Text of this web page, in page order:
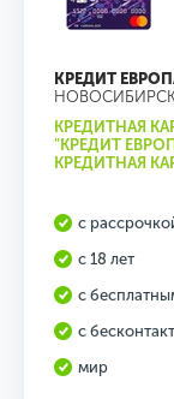
КРЕДИТ
КРЕДИТНАЯ
"КРЕДИТ
КРЕДИТНАЯ
с
с 18 лет
с
с
мир